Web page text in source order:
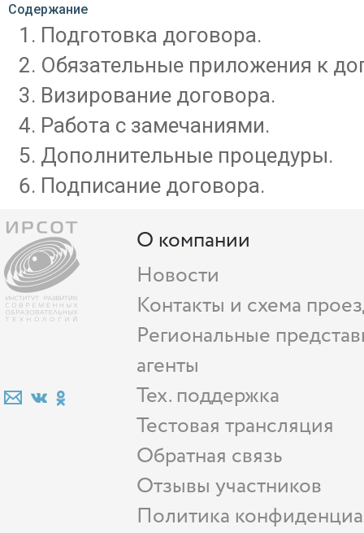
Содержание
Подготовка договора.
Обязательные приложения к
Визирование договора.
Работа с замечаниями.
Дополнительные процедуры.
Подписание договора.
О компании
Новости
Контакты и схема
Региональные
агенты
Тех. поддержка
Тестовая трансляция
Обратная связь
Отзывы участников
Политика